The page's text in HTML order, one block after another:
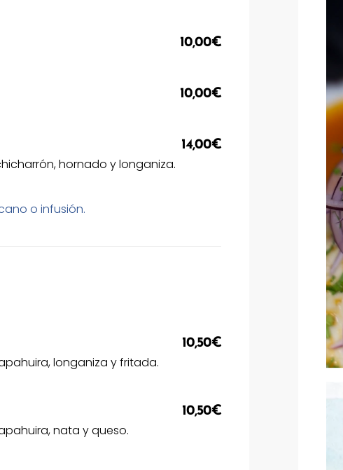
10,00€
10,00€
14,00€
hornado y longaniza.
o infusión.
10,50€
longaniza y fritada.
10,50€
nata y queso.